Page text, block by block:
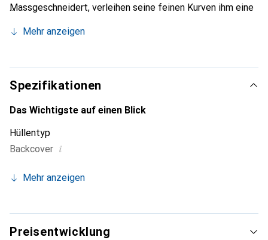
Massgeschneidert, verleihen seine feinen Kurven ihm eine
Accessoire Ihres Smartphones. International anerkannt für
sichere Wahl für eine anspruchsvolle Kundschaft.
Mehr anzeigen
Spezifikationen
Das Wichtigste auf einen Blick
Hüllentyp
Backcover i
Mehr anzeigen
Preisentwicklung